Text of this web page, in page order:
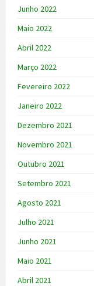
Junho 2022
Maio 2022
Abril 2022
Março 2022
Fevereiro 2022
Janeiro 2022
Dezembro 2021
Novembro 2021
Outubro 2021
Setembro 2021
Agosto 2021
Julho 2021
Junho 2021
Maio 2021
Abril 2021